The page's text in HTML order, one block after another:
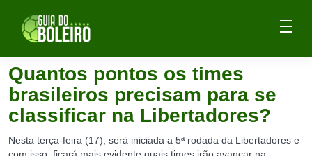
Quantos pontos os times
brasileiros precisam para se
classificar na Libertadores?
Nesta terça-feira (17), será iniciada a 5ª rodada da Libertadores e